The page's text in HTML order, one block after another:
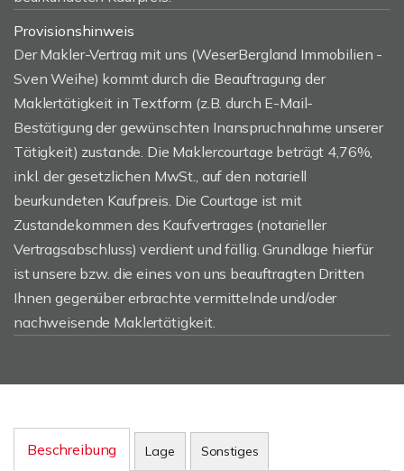
Provisionshinweis
Der Makler-Vertrag mit uns (WeserBergland Immobilien -
Sven Weihe) kommt durch die Beauftragung der
Maklertätigkeit in Textform (z.B. durch E-Mail-
Bestätigung der gewünschten Inanspruchnahme unserer
Tätigkeit) zustande. Die Maklercourtage beträgt 4,76%,
inkl. der gesetzlichen MwSt., auf den notariell
beurkundeten Kaufpreis. Die Courtage ist mit
Zustandekommen des Kaufvertrages (notarieller
Vertragsabschluss) verdient und fällig. Grundlage hierfür
ist unsere bzw. die eines von uns beauftragten Dritten
Ihnen gegenüber erbrachte vermittelnde und/oder
nachweisende Maklertätigkeit.
Beschreibung Lage Sonstiges